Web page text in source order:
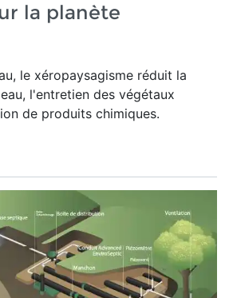
la planète
le xéropaysagisme réduit la
l'entretien des végétaux
de produits chimiques.